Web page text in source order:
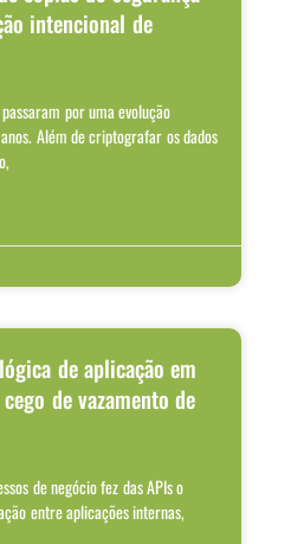
intencional de
por uma evolução
Além de criptografar os dados
de aplicação em
de vazamento de
de negócio fez das APIs o
entre aplicações internas,